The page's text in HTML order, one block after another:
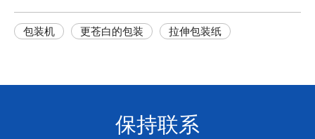
包装机 更苍白的包装 拉伸包装纸
保持联系